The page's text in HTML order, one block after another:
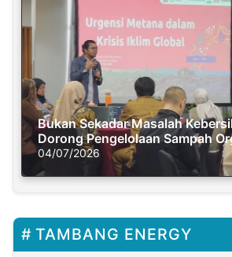
Bukan Sekadar Masalah
Dorong Pengelolaan Sampah
Solusi Krisis Iklim
04/07/2026
TAMBANG ENERGY